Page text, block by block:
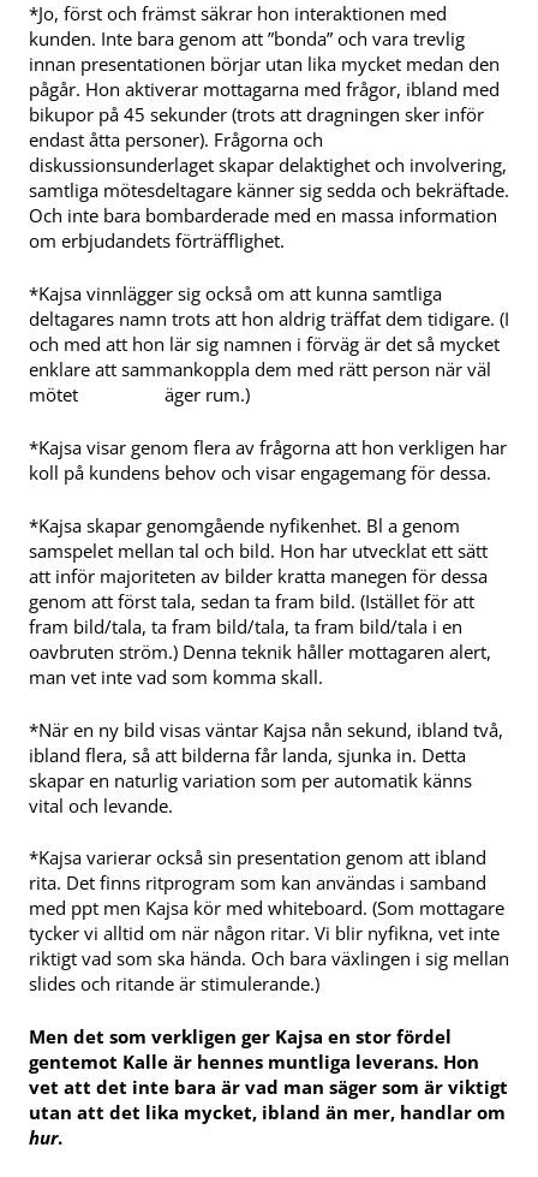
*Jo, först och främst säkrar hon interaktionen med
kunden. Inte bara genom att ”bonda” och vara trevlig
innan presentationen börjar utan lika mycket medan den
pågår. Hon aktiverar mottagarna med frågor, ibland med
bikupor på 45 sekunder (trots att dragningen sker inför
endast åtta personer). Frågorna och
diskussionsunderlaget skapar delaktighet och involvering,
samtliga mötesdeltagare känner sig sedda och bekräftade.
Och inte bara bombarderade med en massa information
om erbjudandets förträfflighet.
*Kajsa vinnlägger sig också om att kunna samtliga
deltagares namn trots att hon aldrig träffat dem tidigare. (I
och med att hon lär sig namnen i förväg är det så mycket
enklare att sammankoppla dem med rätt person när väl
mötet äger rum.)
*Kajsa visar genom flera av frågorna att hon verkligen har
koll på kundens behov och visar engagemang för dessa.
*Kajsa skapar genomgående nyfikenhet. Bl a genom
samspelet mellan tal och bild. Hon har utvecklat ett sätt
att inför majoriteten av bilder kratta manegen för dessa
genom att först tala, sedan ta fram bild. (Istället för att
fram bild/tala, ta fram bild/tala, ta fram bild/tala i en
oavbruten ström.) Denna teknik håller mottagaren alert,
man vet inte vad som komma skall.
*När en ny bild visas väntar Kajsa nån sekund, ibland två,
ibland flera, så att bilderna får landa, sjunka in. Detta
skapar en naturlig variation som per automatik känns
vital och levande.
*Kajsa varierar också sin presentation genom att ibland
rita. Det finns ritprogram som kan användas i samband
med ppt men Kajsa kör med whiteboard. (Som mottagare
tycker vi alltid om när någon ritar. Vi blir nyfikna, vet inte
riktigt vad som ska hända. Och bara växlingen i sig mellan
slides och ritande är stimulerande.)
Men det som verkligen ger Kajsa en stor fördel
gentemot Kalle är hennes muntliga leverans. Hon
vet att det inte bara är vad man säger som är viktigt
utan att det lika mycket, ibland än mer, handlar om
hur.